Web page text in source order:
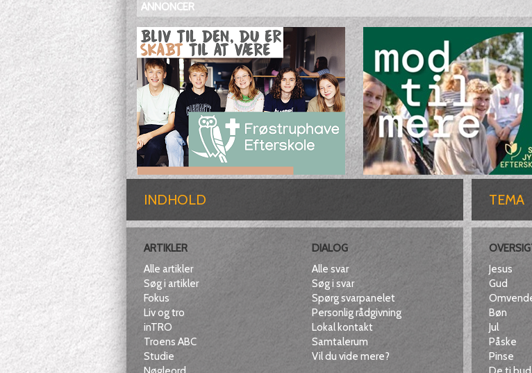
ANNONCER
INDHOLD
ARTIKLER
Alle artikler
Søg i artikler
Fokus
Liv og tro
inTRO
Troens ABC
Studie
DIALOG
Alle svar
Søg i svar
Spørg svarpanelet
Personlig rådgivning
Lokal kontakt
Samtalerum
Vil du vide mere?
TEMA
Jesus
Gud
Bøn
Jul
Påske
Pinse